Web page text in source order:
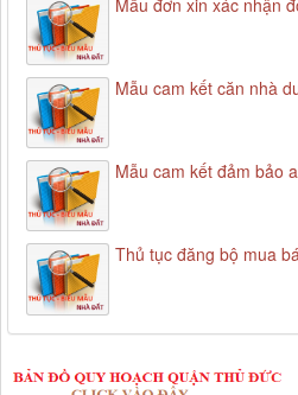
Mẫu đơn xin xác nhận
Mẫu cam kết căn nhà
Mẫu cam kết đảm bảo
Thủ tục đăng bộ mua